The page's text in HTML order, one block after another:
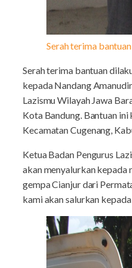
Serah terima
Serah terima bantuan
kepada Nandang
Lazismu Wilayah Jawa
Kota Bandung. Bantuan
Kecamatan Cugenang,
Ketua Badan Pengurus
akan menyalurkan kepada
gempa Cianjur dari
kami akan salurkan